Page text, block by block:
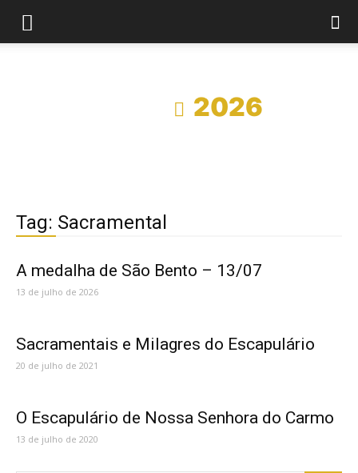
2026
Tag: Sacramental
A medalha de São Bento – 13/07
13 de julho de 2026
Sacramentais e Milagres do Escapulário
20 de julho de 2021
O Escapulário de Nossa Senhora do Carmo
13 de julho de 2020